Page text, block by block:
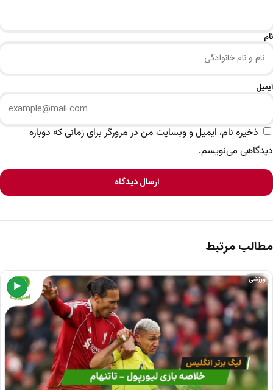
نام
ایمیل
ذخیره نام، ایمیل و وبسایت من در مرورگر برای زمانی که دوباره
دیدگاهی می‌نویسم.
ارسال دیدگاه
مطالب مرتبط
▶
ورزشی